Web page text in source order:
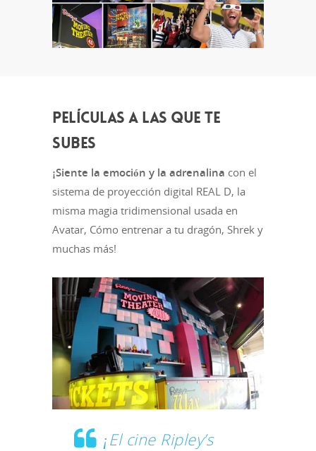
PELÍCULAS A LAS QUE TE
SUBES
¡Siente la emoción y la adrenalina con el
sistema de proyección digital REAL D, la
misma magia tridimensional usada en
Avatar, Cómo entrenar a tu dragón, Shrek y
muchas más!
¡El cine Ripley’s